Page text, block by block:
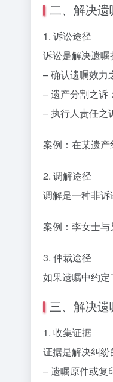
二、解决
1. 诉讼途径
诉讼是解决遗
– 确认遗嘱效力
– 遗产分割之诉
– 执行人责任之
案例：在某遗
2. 调解途径
调解是一种非
案例：李女士
3. 仲裁途径
如果遗嘱中约定
三、解决
1. 收集证据
证据是解决纠纷
– 遗嘱原件或复